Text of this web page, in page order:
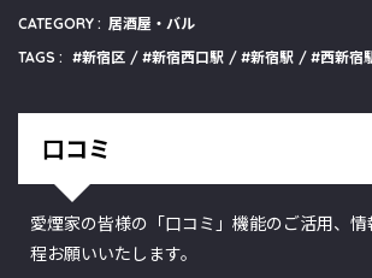
CATEGORY : 居酒屋・バル
TAGS :
新宿区 新宿西口駅 新宿駅 西新宿
口コミ
愛煙家の皆様の「口コミ」機能のご活用、
程お願いいたします。